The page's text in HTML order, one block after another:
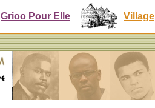
Grioo Pour Elle Village